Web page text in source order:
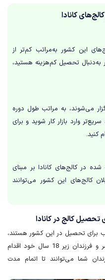
کانادا
این کشور به‌مراتب کم‌تر از
به‌دنبال تحصیل کم‌هزینه هستید،
می‌شوند، به مراتب طول دوره
وارد بازار کار شوید و برای
کنید.
در کالج‌های کانادا بر مبنای
کالج‌های این کشور می‌توانند
تحصیل کالج در کانادا
برای تحصیل در این کشور هستند،
می‌توانند برای دریافت ویزای همراه همسر و فرزندان زیر 18 سال خود اقدام
شما می‌توانند تا اتمام مدت